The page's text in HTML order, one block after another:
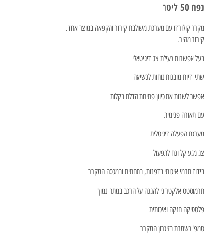
נפח 50 ליטר
מקרר קולורדו עם מערכת משולבת קירור והקפאה במוצר אחד.
קירור מהיר.
בעל אפשרות נעילת צג דיגיטאלי
שתי ידיות מובנות נוחות לנשיאה
אפשר לשנות את כיוון פתיחת הדלת בקלות
עם תאורה פנימית
מערכת הפעלה דיגיטלית
צג מגע קל ונח לתפעול
בידוד תרמי איכותי בדפנות, בתחתית ובמכסה המקרר
תרמוסטט אלקטרוני להגנה על הרכב במתח נמוך
פלסטיקה חזקה ואיכותית
טמפ' נשמרת בזיכרון המקרר